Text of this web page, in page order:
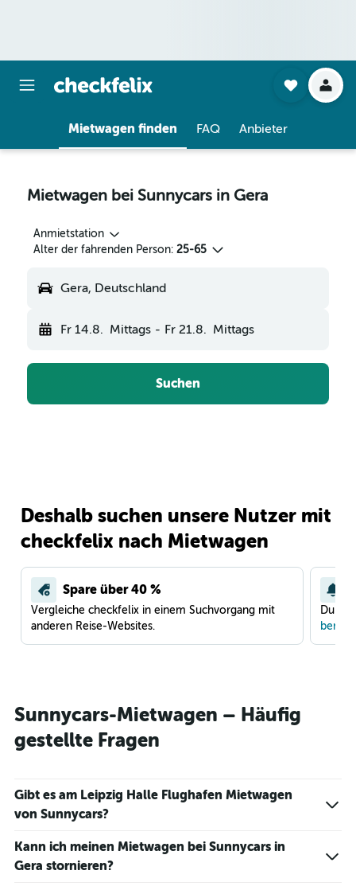
Mietwagen finden FAQ Anbieter
Mietwagen bei Sunnycars in Gera
Anmietstation
Alter der fahrenden Person: 25-65
Gera, Deutschland
Fr 14.8. Mittags - Fr 21.8. Mittags
Suchen
Deshalb suchen unsere Nutzer mit
checkfelix nach Mietwagen
Spare über 40 %
Vergleiche checkfelix in einem Suchvorgang mit
anderen Reise-Websites.
Du
Sunnycars-Mietwagen – Häufig
gestellte Fragen
Gibt es am Leipzig Halle Flughafen Mietwagen
von Sunnycars?
Kann ich meinen Mietwagen bei Sunnycars in
Gera stornieren?